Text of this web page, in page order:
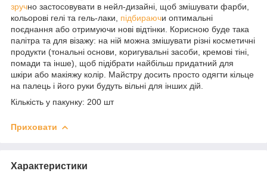
зручно застосовувати в нейл-дизайні, щоб змішувати фарби,
кольорові гелі та гель-лаки, підбираючи оптимальні
поєднання або отримуючи нові відтінки. Корисною буде така
палітра та для візажу: на ній можна змішувати різні косметичні
продукти (тональні основи, коригувальні засоби, кремові тіні,
помади та інше), щоб підібрати найбільш придатний для
шкіри або макіяжу колір. Майстру досить просто одягти кільце
на палець і його руки будуть вільні для інших дій.
Кількість у пакунку: 200 шт
Приховати
Характеристики